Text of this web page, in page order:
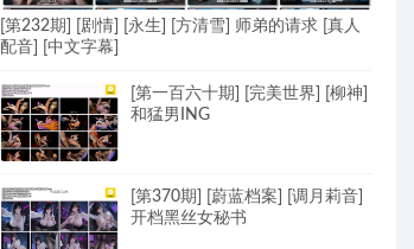
[第232期] [剧情] [永生] [方清雪] 师弟的请求 [真人
配音] [中文字幕]
[第一百六十期] [完美世界] [柳神]
和猛男ING
[第370期] [蔚蓝档案] [调月莉音]
开档黑丝女秘书